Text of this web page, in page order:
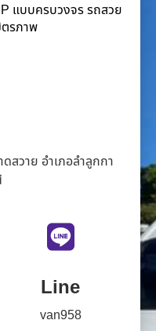
แบบครบวงจร รถสวย
รภาพ
สวาย อำเภอลำลูกกา
Line
van958